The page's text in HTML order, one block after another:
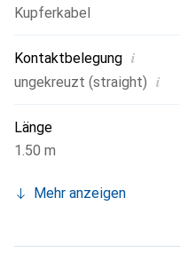
Kupferkabel
Kontaktbelegung i
ungekreuzt (straight) i
Länge
1.50 m
Mehr anzeigen